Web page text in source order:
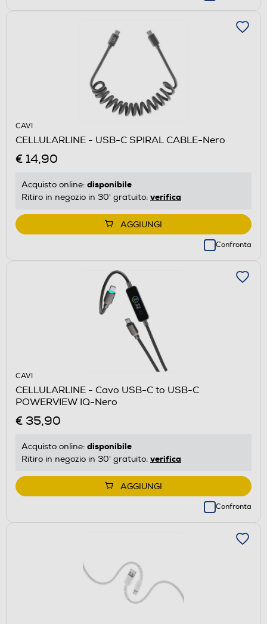
CAVI
CELLULARLINE - USB-C SPIRAL CABLE-Nero
€ 14,90
Acquisto online: disponibile
Ritiro in negozio in 30' gratuito: verifica
AGGIUNGI
Confronta
CAVI
CELLULARLINE - Cavo USB-C to USB-C
POWERVIEW IQ-Nero
€ 35,90
Acquisto online: disponibile
Ritiro in negozio in 30' gratuito: verifica
AGGIUNGI
Confronta